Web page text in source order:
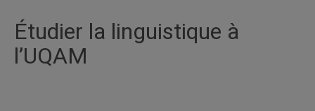
Étudier la linguistique à
l’UQAM